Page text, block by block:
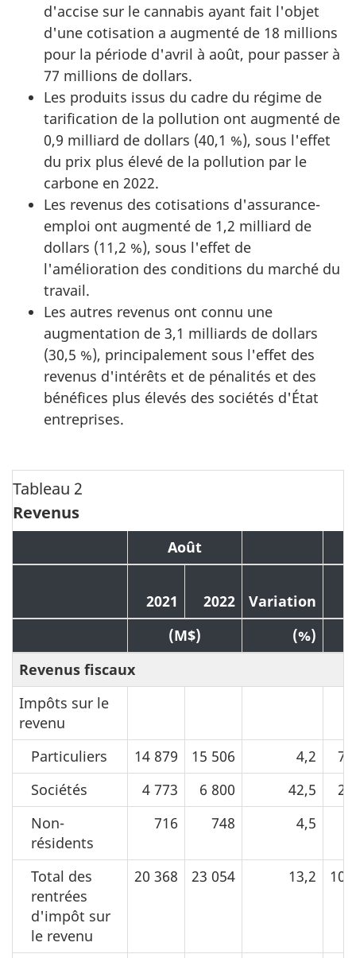
d'accise sur le cannabis ayant fait l'objet
d'une cotisation a augmenté de 18 millions
pour la période d'avril à août, pour passer à
77 millions de dollars.
Les produits issus du cadre du régime de
tarification de la pollution ont augmenté de
0,9 milliard de dollars (40,1 %), sous l'effet
du prix plus élevé de la pollution par le
carbone en 2022.
Les revenus des cotisations d'assurance-
emploi ont augmenté de 1,2 milliard de
dollars (11,2 %), sous l'effet de
l'amélioration des conditions du marché du
travail.
Les autres revenus ont connu une
augmentation de 3,1 milliards de dollars
(30,5 %), principalement sous l'effet des
revenus d'intérêts et de pénalités et des
bénéfices plus élevés des sociétés d'État
entreprises.
Tableau 2
Revenus
Août
2021 2022 Variation
(M$)
(%)
Revenus fiscaux
Impôts sur le
revenu
Particuliers
14 879 15 506 4,2
Sociétés
4 773 6 800 42,5
Non-
résidents
716 748 4,5
Total des
rentrées
d'impôt sur
le revenu
20 368 23 054 13,2